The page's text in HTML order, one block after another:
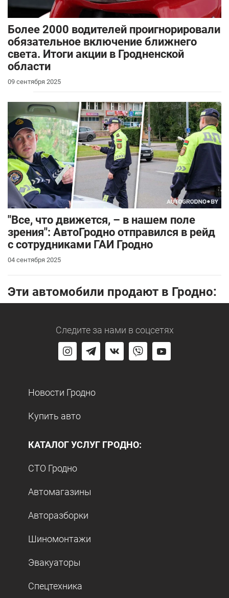
Более 2000 водителей проигнорировали
обязательное включение ближнего
света. Итоги акции в Гродненской
области
09 сентября 2025
"Все, что движется, – в нашем поле
зрения": АвтоГродно отправился в рейд
с сотрудниками ГАИ Гродно
04 сентября 2025
Эти автомобили продают в Гродно:
Следите за нами в соцсетях
Новости Гродно
Купить авто
КАТАЛОГ УСЛУГ ГРОДНО:
СТО Гродно
Автомагазины
Авторазборки
Шиномонтажи
Эвакуаторы
Спецтехника